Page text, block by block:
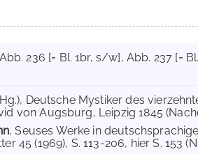
236 [= Bl. 1br, s/w], Abb. 237 [=
Deutsche Mystiker des
von Augsburg, Leipzig 1845
, Seuses Werke in
45 (1969), S. 113-206, hier S. 153